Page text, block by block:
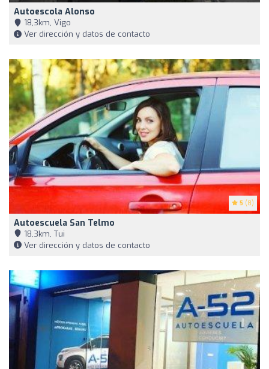
Autoescola Alonso
18,3km, Vigo
Ver dirección y datos de contacto
5 (8)
Autoescuela San Telmo
18,3km, Tui
Ver dirección y datos de contacto